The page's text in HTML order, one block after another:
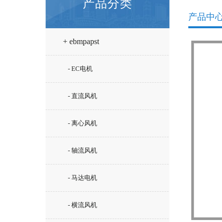
产品分类
+ ebmpapst
- EC电机
- 直流风机
- 离心风机
- 轴流风机
- 马达电机
- 横流风机
产品中